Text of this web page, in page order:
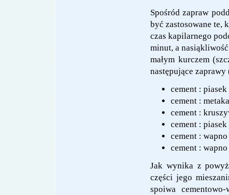
Spośród zapraw
być zastosowane te,
czas kapilarnego
minut, a
małym kurczem
następujące
cement :
cement :
cement :
cement :
cement :
cement :
Jak wynika z
części jego
spoiwa